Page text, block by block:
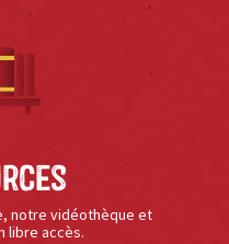
notre vidéothèque et
libre accès.